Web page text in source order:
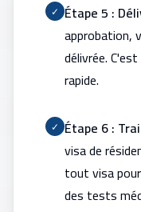
✓ Étape 5 :
approbation,
délivrée.
rapide.
✓ Étape 6 :
visa de
tout visa
des tests